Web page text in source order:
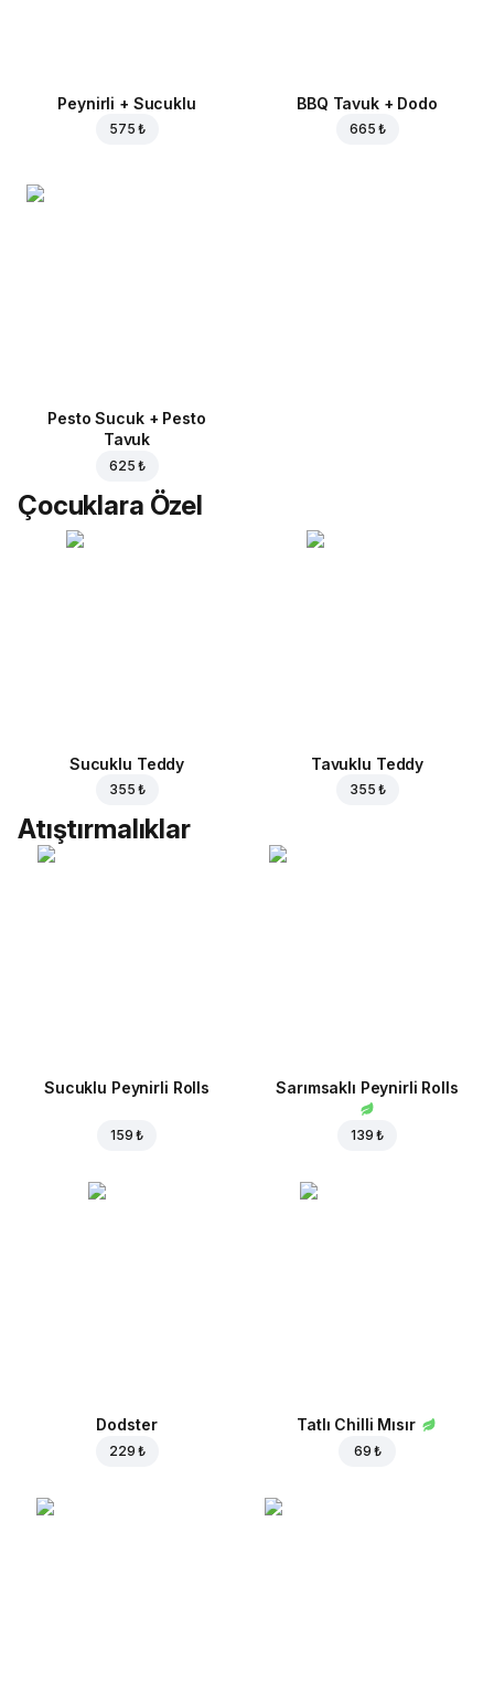
Peynirli + Sucuklu
575 ₺
BBQ Tavuk + Dodo
665 ₺
Pesto Sucuk + Pesto
Tavuk
625 ₺
Çocuklara Özel
Sucuklu Teddy
355 ₺
Tavuklu Teddy
355 ₺
Atıştırmalıklar
Sucuklu Peynirli Rolls
159 ₺
Sarımsaklı Peynirli Rolls
139 ₺
Dodster
229 ₺
Tatlı Chilli Mısır
69 ₺